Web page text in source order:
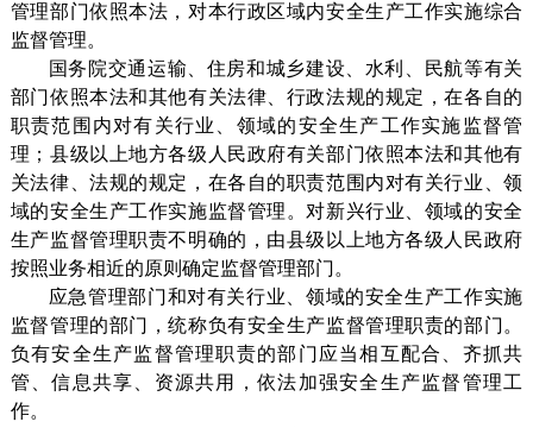
管理部门依照本法，对本行政区域内安全生产工作实施综合
监督管理。
国务院交通运输、住房和城乡建设、水利、民航等有关
部门依照本法和其他有关法律、行政法规的规定，在各自的
职责范围内对有关行业、领域的安全生产工作实施监督管
理；县级以上地方各级人民政府有关部门依照本法和其他有
关法律、法规的规定，在各自的职责范围内对有关行业、领
域的安全生产工作实施监督管理。对新兴行业、领域的安全
生产监督管理职责不明确的，由县级以上地方各级人民政府
按照业务相近的原则确定监督管理部门。
应急管理部门和对有关行业、领域的安全生产工作实施
监督管理的部门，统称负有安全生产监督管理职责的部门。
负有安全生产监督管理职责的部门应当相互配合、齐抓共
管、信息共享、资源共用，依法加强安全生产监督管理工
作。